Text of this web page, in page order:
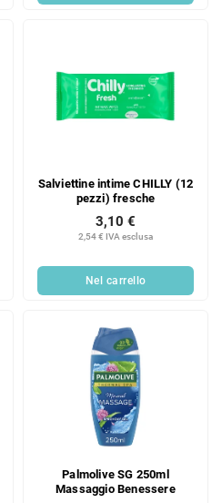
Salviettine intime CHILLY (12
pezzi) fresche
2,54 € IVA esclusa
3,10 €
Nel carrello
Palmolive SG 250ml
Massaggio Benessere